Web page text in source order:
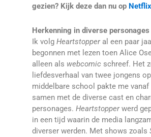
gezien? Kijk deze dan nu op Netflix
Herkenning in diverse personages
Ik volg Heartstopper al een paar
begonnen met lezen toen Alice
alleen als webcomic schreef. Het
liefdesverhaal van twee jongens
middelbare school pakte me vanaf
samen met de diverse cast en
personages. Heartstopperwerd
in een tijd waarin de media
diverser werden. Met shows zoals